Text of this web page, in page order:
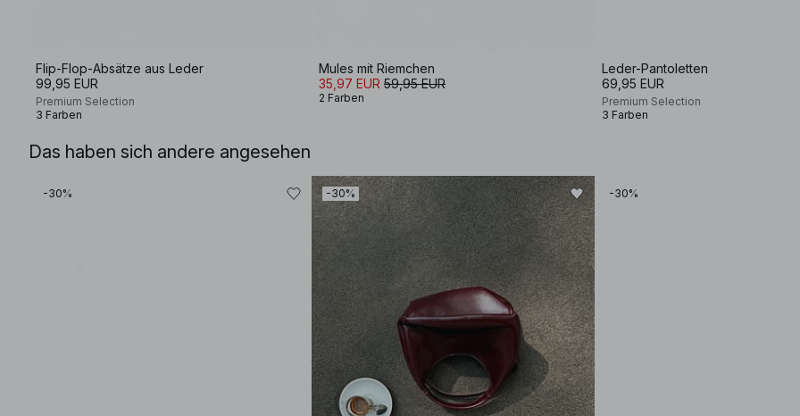
Flip-Flop-Absätze aus Leder
99,95 EUR
Premium Selection
3 Farben
Mules mit Riemchen
35,97 EUR 59,95 EUR
2 Farben
Leder-Pantoletten
69,95 EUR
Premium Selection
3 Farben
Das haben sich andere angesehen
-30% -30% -30%